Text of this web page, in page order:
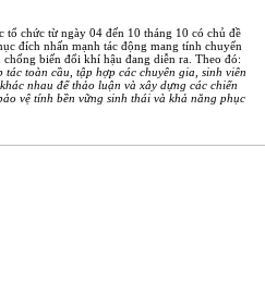
tổ chức từ ngày 04 đến 10 tháng 10 có chủ đề
đích nhấn mạnh tác động mang tính chuyển
biến đổi khí hậu đang diễn ra. Theo đó:
tác toàn cầu, tập hợp các chuyên gia, sinh viên
nhau để thảo luận và xây dựng các chiến
vệ tính bền vững sinh thái và khả năng phục